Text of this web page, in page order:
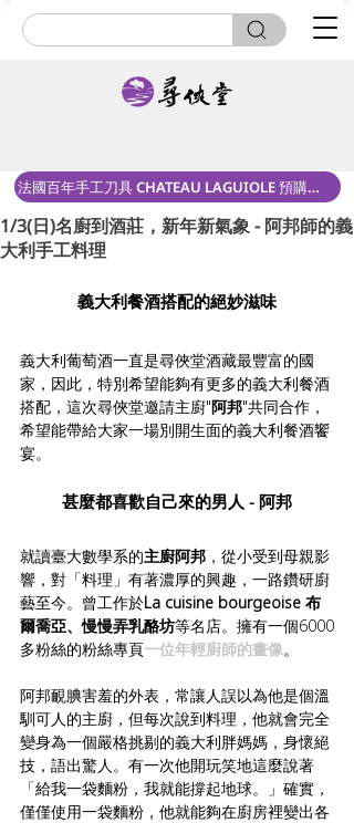
法國百年手工刀具 CHATEAU LAGUIOLE 預購中！
1/3(日)名廚到酒莊，新年新氣象 - 阿邦師的義
大利手工料理
義大利餐酒搭配的絕妙滋味
義大利葡萄酒一直是尋俠堂酒藏最豐富的國
家，因此，特別希望能夠有更多的義大利餐酒
搭配，這次尋俠堂邀請主廚"阿邦"共同合作，
希望能帶給大家一場別開生面的義大利餐酒饗
宴。
甚麼都喜歡自己來的男人 - 阿邦
就讀臺大數學系的主廚阿邦 ，從小受到母親影
響，對「料理」有著濃厚的興趣，一路鑽研廚
藝至今。曾工作於La cuisine bourgeoise 布
爾喬亞、慢慢弄乳酪坊等名店。擁有一個6000
多粉絲的粉絲專頁一位年輕廚師的畫像。
阿邦靦腆害羞的外表，常讓人誤以為他是個溫
馴可人的主廚，但每次說到料理，他就會完全
變身為一個嚴格挑剔的義大利胖媽媽，身懷絕
技，語出驚人。有一次他開玩笑地這麼說著
「給我一袋麵粉，我就能撐起地球。」確實，
僅僅使用一袋麵粉，他就能夠在廚房裡變出各